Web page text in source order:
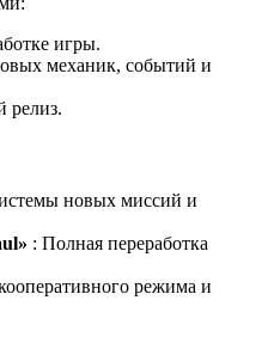
игры.
механик, событий и
релиз.
новых миссий и
: Полная переработка
режима и